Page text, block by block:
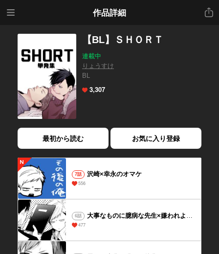
作品詳細
共有
【BL】ＳＨＯＲＴ
連載中
りょうすけ
BL
3,307
最初から読む お気に入り登録
7話 沢崎×幸永のオマケ
556
6話 大事なものに臆病な先生×嫌われようとしてた不良くん
477